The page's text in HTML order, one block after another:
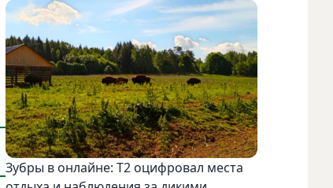
Зубры в онлайне: Т2 оцифровал места